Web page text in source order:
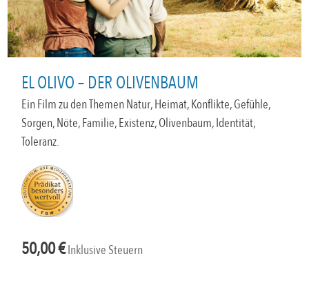
EL OLIVO – DER OLIVENBAUM
Ein Film zu den Themen Natur, Heimat, Konflikte, Gefühle,
Sorgen, Nöte, Familie, Existenz, Olivenbaum, Identität,
Toleranz.
50,00€Inklusive Steuern